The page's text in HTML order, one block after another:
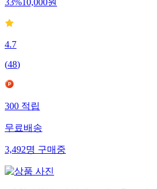
33%10,000원
4.7
(48)
300적립
무료배송
3,492명구매중